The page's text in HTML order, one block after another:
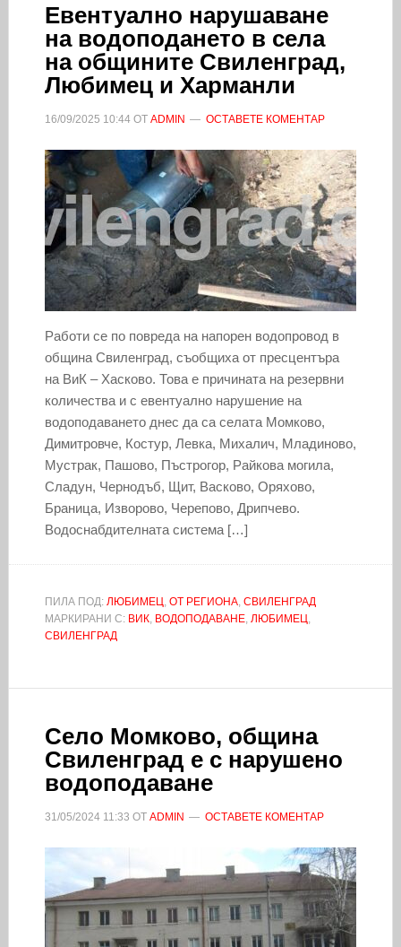
Евентуално нарушаване
на водоподането в села
на общините Свиленград,
Любимец и Харманли
16/09/2025 10:44ОТ ADMIN ОСТАВЕТЕ КОМЕНТАР
Работи се по повреда на напорен водопровод в
община Свиленград, съобщиха от пресцентъра
на ВиК – Хасково. Това е причината на резервни
количества и с евентуално нарушение на
водоподаването днес да са селата Момково,
Димитровче, Костур, Левка, Михалич, Младиново,
Мустрак, Пашово, Пъстрогор, Райкова могила,
Сладун, Чернодъб, Щит, Васково, Оряхово,
Браница, Изворово, Черепово, Дрипчево.
Водоснабдителната система […]
ПИЛА ПОД: ЛЮБИМЕЦ, ОТ РЕГИОНА, СВИЛЕНГРАД
МАРКИРАНИ С: ВИК, ВОДОПОДАВАНЕ, ЛЮБИМЕЦ,
СВИЛЕНГРАД
Село Момково, община
Свиленград е с нарушено
водоподаване
31/05/2024 11:33 ОТ ADMIN ОСТАВЕТЕ КОМЕНТАР